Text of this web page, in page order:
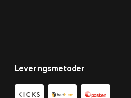
Leveringsmetoder